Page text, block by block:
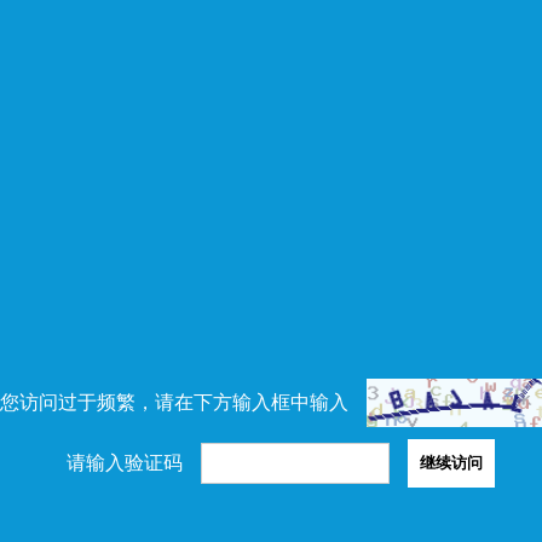
访问过于频繁，请在下方输入框中输入
请输入验证码 继续访问